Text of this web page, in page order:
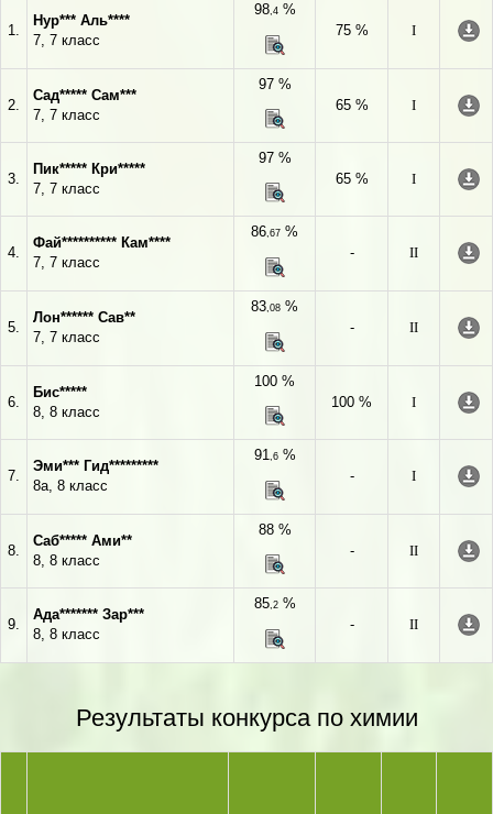
1.
Нур*** Аль****
7, 7 класс
98,4%
75 %
I
2.
Сад***** Сам***
7, 7 класс
97 %
65 %
I
3.
Пик***** Кри*****
7, 7 класс
97 %
65 %
I
4.
Фай********** Кам****
7, 7 класс
86,67 %
-
II
5.
Лон****** Сав**
7, 7 класс
83,08 %
-
II
6.
Бис*****
8, 8 класс
100 %
100 %
I
7.
Эми*** Гид*********
8а, 8 класс
91,6%
-
I
8.
Саб***** Ами**
8, 8 класс
88 %
-
II
9.
Ада******* Зар***
8, 8 класс
85,2%
-
II
Результаты конкурса по химии